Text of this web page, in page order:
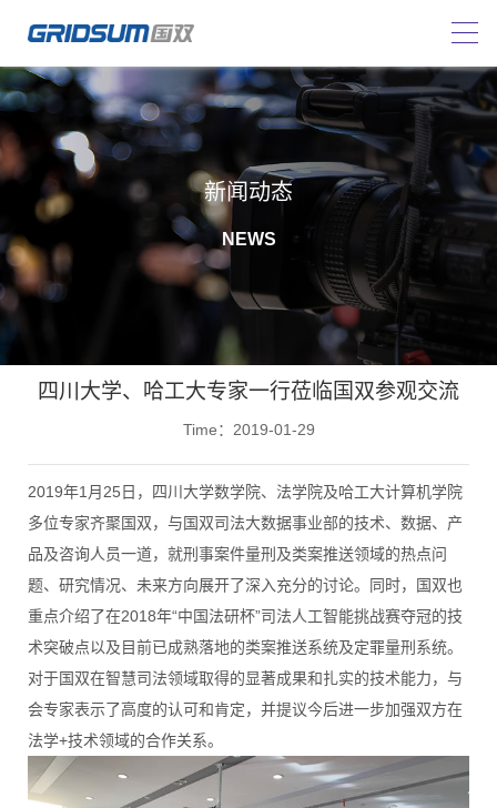
新闻动态
NEWS
四川大学、哈工大专家一行莅临国双参观交流
Time：2019-01-29
2019年1月25日，四川大学数学院、法学院及哈工大计算机学院
多位专家齐聚国双，与国双司法大数据事业部的技术、数据、产
品及咨询人员一道，就刑事案件量刑及类案推送领域的热点问
题、研究情况、未来方向展开了深入充分的讨论。同时，国双也
重点介绍了在2018年“中国法研杯”司法人工智能挑战赛夺冠的技
术突破点以及目前已成熟落地的类案推送系统及定罪量刑系统。
对于国双在智慧司法领域取得的显著成果和扎实的技术能力，与
会专家表示了高度的认可和肯定，并提议今后进一步加强双方在
法学+技术领域的合作关系。